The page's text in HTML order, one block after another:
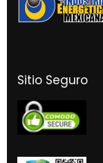
Sitio Seguro